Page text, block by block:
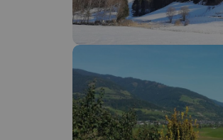
Es sieht so aus, als